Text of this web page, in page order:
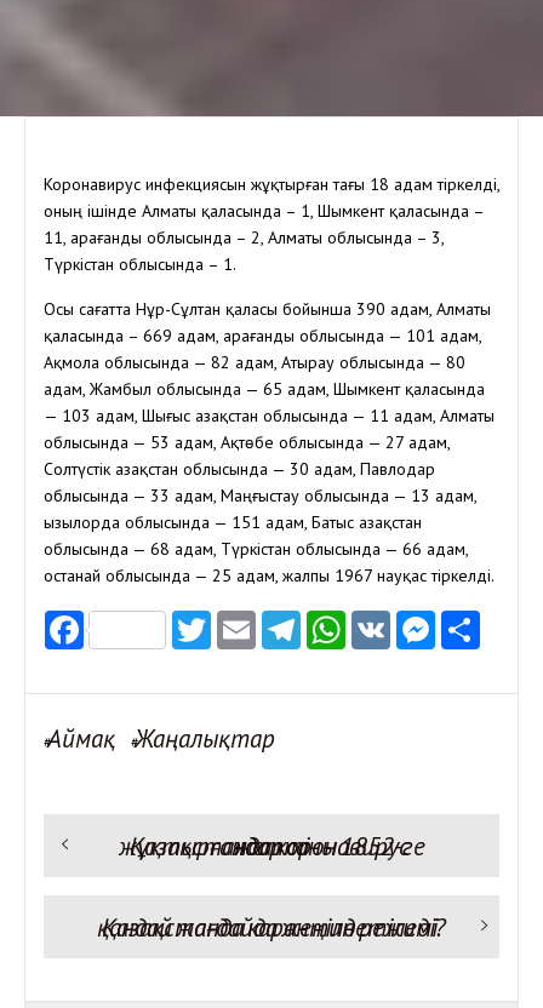
Коронавирус инфекциясын жұқтырған тағы 18 адам тіркелді,
оның ішінде Алматы қаласында – 1, Шымкент қаласында –
11, Қарағанды облысында – 2, Алматы облысында – 3,
Түркістан облысында – 1.
Осы сағатта Нұр-Сұлтан қаласы бойынша 390 адам, Алматы
қаласында – 669 адам, Қарағанды облысында — 101 адам,
Ақмола облысында — 82 адам, Атырау облысында — 80
адам, Жамбыл облысында — 65 адам, Шымкент қаласында
— 103 адам, Шығыс Қазақстан облысында — 11 адам, Алматы
облысында — 53 адам, Ақтөбе облысында — 27 адам,
Солтүстік Қазақстан облысында — 30 адам, Павлодар
облысында — 33 адам, Маңғыстау облысында — 13 адам,
Қызылорда облысында — 151 адам, Батыс Қазақстан
облысында — 68 адам, Түркістан облысында — 66 адам,
Қостанай облысында — 25 адам, жалпы 1967 науқас тіркелді.
FacebookTwitter
EmailTelegram
WhatsApp
VK
#Аймақ #Жаңалықтар
Навигация
записям
Предыдущая запись: Қазақстанда коронавирус жұқтырғандар саны 1852-ге жетті
Следующая запись:
Қазақстанда карантин режимі қандай жағдайда жеңілдетіледі?